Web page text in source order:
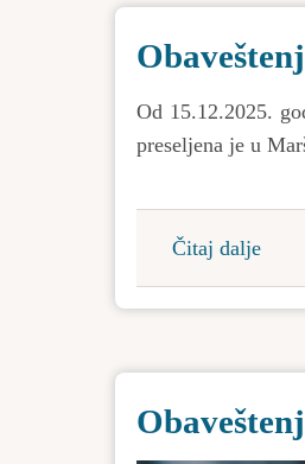
za
Od 15.12.2025.
preseljena je u
Čitaj dalje